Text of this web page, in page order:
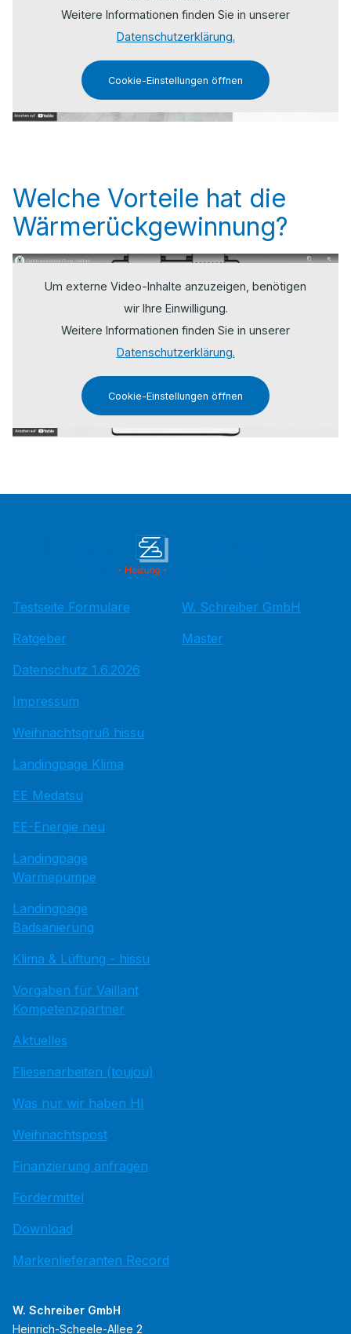
Weitere Informationen finden Sie in unserer
Datenschutzerklärung.
Cookie-Einstellungen öffnen
Welche Vorteile hat die
Wärmerückgewinnung?
Um externe Video-Inhalte anzuzeigen, benötigen
wir Ihre Einwilligung.
Weitere Informationen finden Sie in unserer
Datenschutzerklärung.
Cookie-Einstellungen öffnen
Testseite Formulare
Ratgeber
Datenschutz 1.6.2026
Impressum
Weihnachtsgruß hissu
Landingpage Klima
EE Medatsu
EE-Energie neu
Landingpage
Wärmepumpe
Landingpage
Badsanierung
Klima & Lüftung - hissu
Vorgaben für Vaillant
Kompetenzpartner
Aktuelles
Fliesenarbeiten (toujou)
Was nur wir haben HI
Weihnachtspost
Finanzierung anfragen
Fördermittel
Download
Markenlieferanten Record
W. Schreiber GmbH
Master
W. Schreiber GmbH
Heinrich-Scheele-Allee 2